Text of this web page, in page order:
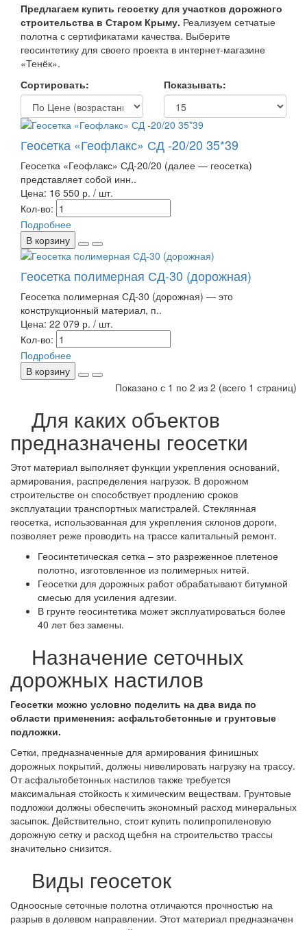
Предлагаем купить геосетку для участков дорожного
строительства в Старом Крыму. Реализуем сетчатые
полотна с сертификатами качества. Выберите
геосинтетику для своего проекта в интернет-магазине
«Тенёк».
Сортировать:
Показывать:
Геосетка «Геофлакс» СД -20/20 35*39
Геосетка «Геофлакс» СД-20/20 (далее — геосетка)
представляет собой инн..
Цена: 16 550 р. / шт.
Кол-во:
Подробнее
В корзину
Геосетка полимерная СД-30 (дорожная)
Геосетка полимерная СД-30 (дорожная) — это
конструкционный материал, п..
Цена: 22 079 р. / шт.
Кол-во:
Подробнее
В корзину
Показано с 1 по 2 из 2 (всего 1 страниц)
Для каких объектов
предназначены геосетки
Этот материал выполняет функции укрепления оснований,
армирования, распределения нагрузок. В дорожном
строительстве он способствует продлению сроков
эксплуатации транспортных магистралей. Стеклянная
геосетка, использованная для укрепления склонов дороги,
позволяет реже проводить на трассе капитальный ремонт.
Геосинтетическая сетка – это разреженное плетеное
полотно, изготовленное из полимерных нитей.
Геосетки для дорожных работ обрабатывают битумной
смесью для усиления адгезии.
В грунте геосинтетика может эксплуатироваться более
40 лет без замены.
Назначение сеточных
дорожных настилов
Геосетки можно условно поделить на два вида по
области применения: асфальтобетонные и грунтовые
подложки.
Сетки, предназначенные для армирования финишных
дорожных покрытий, должны нивелировать нагрузку на трассу.
От асфальтобетонных настилов также требуется
максимальная стойкость к химическим веществам. Грунтовые
подложки должны обеспечить экономный расход минеральных
засыпок. Действительно, стоит купить полипропиленовую
дорожную сетку и расход щебня на строительство трассы
значительно снизится.
Виды геосеток
Одноосные сеточные полотна отличаются прочностью на
разрыв в долевом направлении. Этот материал предназначен